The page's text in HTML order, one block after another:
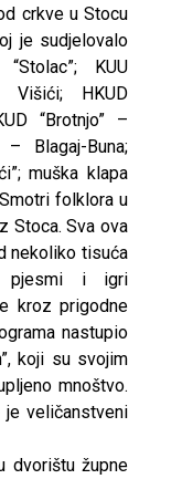
crkve u Stocu
je sudjelovalo
KUU
Višići; HKUD
“Brotnjo” –
– Blagaj-Buna;
muška klapa
folklora u
Stoca. Sva ova
nekoliko tisuća
pjesmi i igri
kroz prigodne
nastupio
koji su svojim
mnoštvo.
je veličanstveni
dvorištu župne